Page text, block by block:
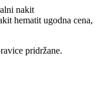
pridržane.